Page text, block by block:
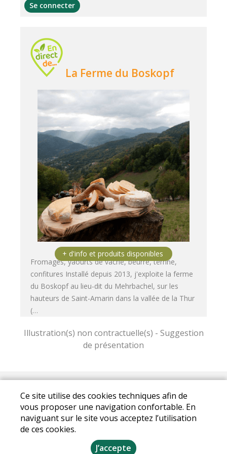
Se connecter
La Ferme du Boskopf
Fromages, yaourts de vache, beurre, terrine,
confitures Installé depuis 2013, j'exploite la ferme
du Boskopf au lieu-dit du Mehrbachel, sur les
hauteurs de Saint-Amarin dans la vallée de la Thur
(…
Ventes|Protection des données personnelles
© Copyright 2025 - Les Champs d'Orion - Tous
Dynapse- Partenaire numérique
Ce site utilise des cookies techniques afin de
vous proposer une navigation confortable. En
naviguant sur le site vous acceptez l’utilisation
de ces cookies.
J’accepte